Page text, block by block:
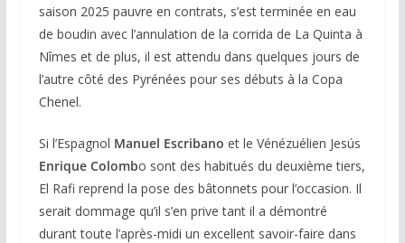
saison 2025 pauvre en contrats, s’est terminée en eau
de boudin avec l’annulation de la corrida de La Quinta à
Nîmes et de plus, il est attendu dans quelques jours de
l’autre côté des Pyrénées pour ses débuts à la Copa
Chenel.
Si l’Espagnol Manuel Escribano et le Vénézuélien Jesús
Enrique Colombo sont des habitués du deuxième tiers,
El Rafi reprend la pose des bâtonnets pour l’occasion. Il
serait dommage qu’il s’en prive tant il a démontré
durant toute l’après-midi un excellent savoir-faire dans